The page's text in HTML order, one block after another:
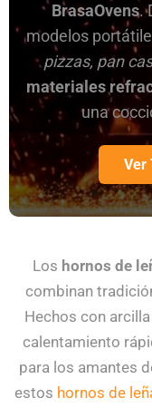
BrasaOvens.
modelos
pizzas, pan
materiales
una
Ver
Los hornos de
combinan
Hechos con
calentamiento
para los amantes
estos hornos de